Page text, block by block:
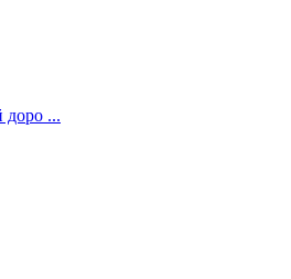
доро ...